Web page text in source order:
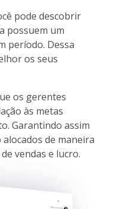
pode descobrir
possuem um
período. Dessa
os seus
os gerentes
às metas
Garantindo assim
de maneira
vendas e lucro.